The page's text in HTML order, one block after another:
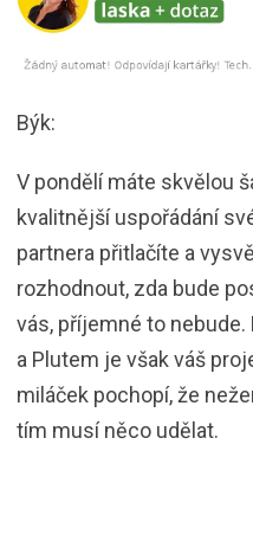
Býk:
V pondělí máte skvělou
kvalitnější uspořádání
partnera přitlačíte a
rozhodnout, zda bude
vás, příjemné to
a Plutem je však váš
miláček pochopí, že
tím musí něco udělat.